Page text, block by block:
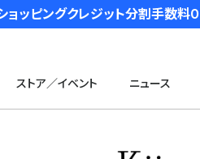
ッピングクレジット分割手数料
ストア／イベント ニュース